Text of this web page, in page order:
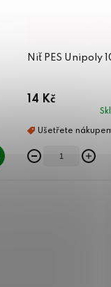
Niť PES Unipoly
14 Kč